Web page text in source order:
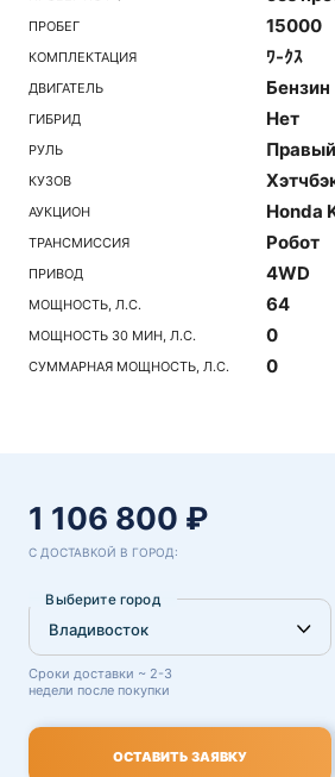
ПРОБЕГ 15000
КОМПЛЕКТАЦИЯ ﾜ-ｸｽ
ДВИГАТЕЛЬ Бензин
ГИБРИД Нет
РУЛЬ Правый
КУЗОВ
АУКЦИОН Honda
ТРАНСМИССИЯ Робот
ПРИВОД 4WD
МОЩНОСТЬ, Л.С. 64
МОЩНОСТЬ 30 МИН, Л.С. 0
СУММАРНАЯ МОЩНОСТЬ, Л.С. 0
1 106 800 ₽
С ДОСТАВКОЙ В ГОРОД:
Выберите город
Сроки доставки ~ 2-3
недели после покупки
ОСТАВИТЬ ЗАЯВКУ